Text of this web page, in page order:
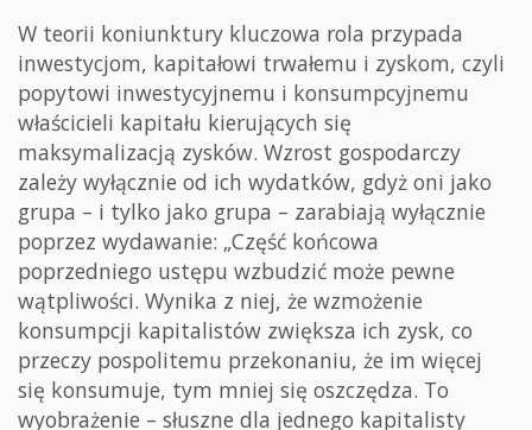
W teorii koniunktury kluczowa rola przypada
inwestycjom, kapitałowi trwałemu i zyskom, czyli
popytowi inwestycyjnemu i konsumpcyjnemu
właścicieli kapitału kierujących się
maksymalizacją zysków. Wzrost gospodarczy
zależy wyłącznie od ich wydatków, gdyż oni jako
grupa – i tylko jako grupa – zarabiają wyłącznie
poprzez wydawanie: „Część końcowa
poprzedniego ustępu wzbudzić może pewne
wątpliwości. Wynika z niej, że wzmożenie
konsumpcji kapitalistów zwiększa ich zysk, co
przeczy pospolitemu przekonaniu, że im więcej
się konsumuje, tym mniej się oszczędza. To
wyobrażenie – słuszne dla jednego kapitalisty